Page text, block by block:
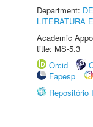
Department:
LITERATURA
Academic
title: MS-5.3
Orcid
Fapesp
Repositório